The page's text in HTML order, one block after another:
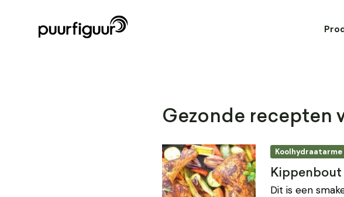
Gezonde recepten
Dit is een